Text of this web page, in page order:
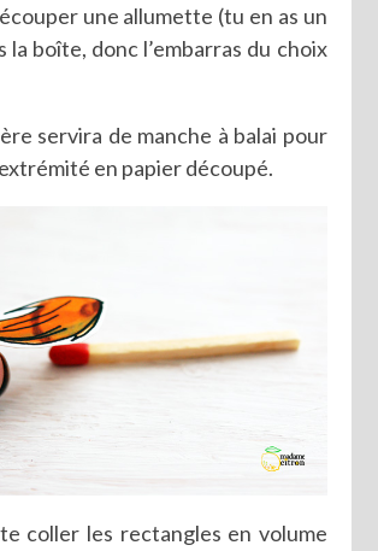
une allumette (tu en as un
la boîte, donc l’embarras du choix
servira de manche à balai pour
en papier découpé.
coller les rectangles en volume